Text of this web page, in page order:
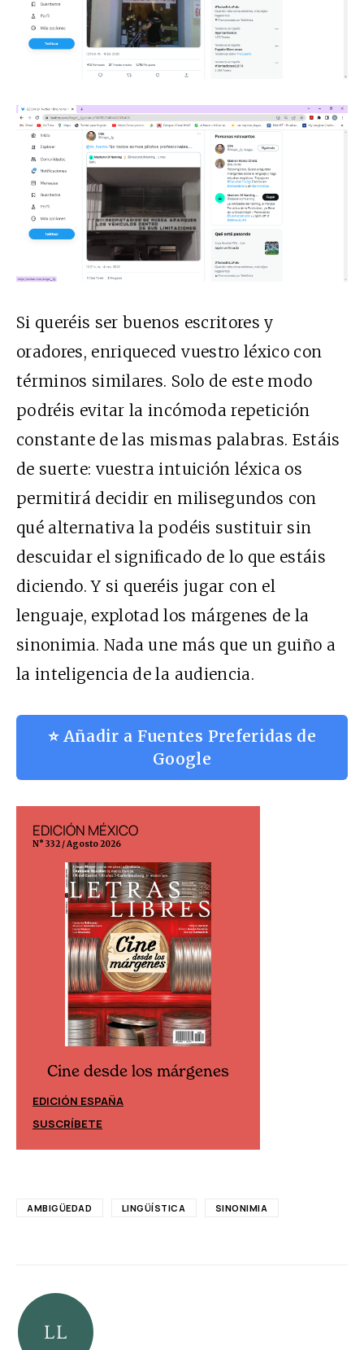
Si queréis ser buenos escritores y
oradores, enriqueced vuestro léxico con
términos similares. Solo de este modo
podréis evitar la incómoda repetición
constante de las mismas palabras. Estáis
de suerte: vuestra intuición léxica os
permitirá decidir en milisegundos con
qué alternativa la podéis sustituir sin
descuidar el significado de lo que estáis
diciendo. Y si queréis jugar con el
lenguaje, explotad los márgenes de la
sinonimia. Nada une más que un guiño a
la inteligencia de la audiencia.
⭐ Añadir a Fuentes Preferidas de
Google
EDICIÓN MÉXICO
N° 332 / Agosto 2026
Cine desde los márgenes
EDICIÓN ESPAÑA
SUSCRÍBETE
AMBIGÜEDAD LINGÜÍSTICA SINONIMIA